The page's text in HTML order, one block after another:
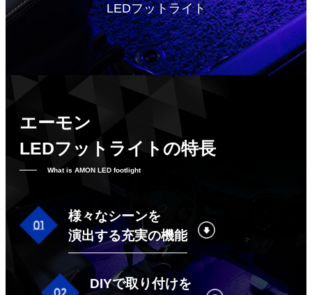
LEDフットライト
エーモン
LEDフットライトの特長
What is AMON LED footlight
様々なシーンを
演出する充実の機能
DIYで取り付けを